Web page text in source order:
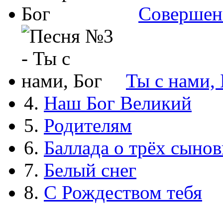
Ты с нами,
4. Наш Бог Великий
5. Родителям
6. Баллада о трёх
7. Белый снег
8. С Рождеством тебя